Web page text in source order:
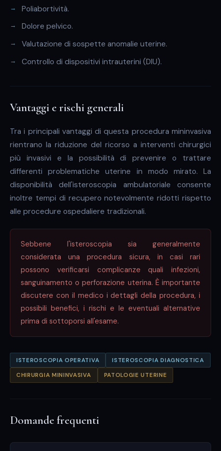
Poliabortività.
Dolore pelvico.
Valutazione di sospette anomalie uterine.
Controllo di dispositivi intrauterini (DIU).
Vantaggi e rischi generali
Tra i principali vantaggi di questa procedura mininvasiva
rientrano la riduzione del ricorso a interventi chirurgici
più invasivi e la possibilità di prevenire o trattare
differenti problematiche uterine in modo mirato. La
disponibilità dell'isteroscopia ambulatoriale consente
inoltre tempi di recupero notevolmente ridotti rispetto
alle procedure ospedaliere tradizionali.
Sebbene l'isteroscopia sia generalmente
considerata una procedura sicura, in casi rari
possono verificarsi complicanze quali infezioni,
sanguinamento o perforazione uterina. È importante
discutere con il medico i dettagli della procedura, i
possibili benefici, i rischi e le eventuali alternative
prima di sottoporsi all'esame.
ISTEROSCOPIA OPERATIVA ISTEROSCOPIA DIAGNOSTICA
CHIRURGIA MININVASIVA PATOLOGIE UTERINE
Domande frequenti